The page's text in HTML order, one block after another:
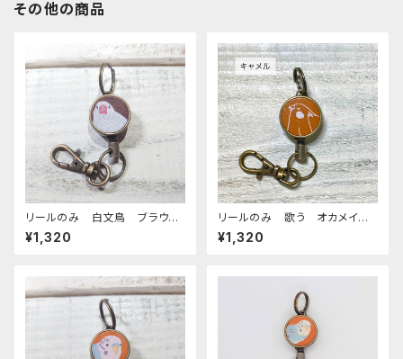
その他の商品
リールのみ 白文鳥 ブラウ
ン 文鳥 ぶんちょう ブンチョ
ウ
¥1,320
リールのみ 歌う オカメイン
コ モノトーン キャメル おか
めいんこ
¥1,320